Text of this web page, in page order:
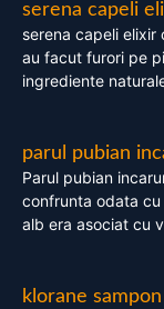
serena capeli
serena capeli elixir
au facut furori pe
ingrediente
parul pubian
Parul pubian
confrunta odata
alb era asociat cu
klorane sampon